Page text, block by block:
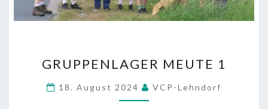
MEUTE
1
GRUPPENLAGER MEUTE 1
18. August 2024 VCP-Lehndorf